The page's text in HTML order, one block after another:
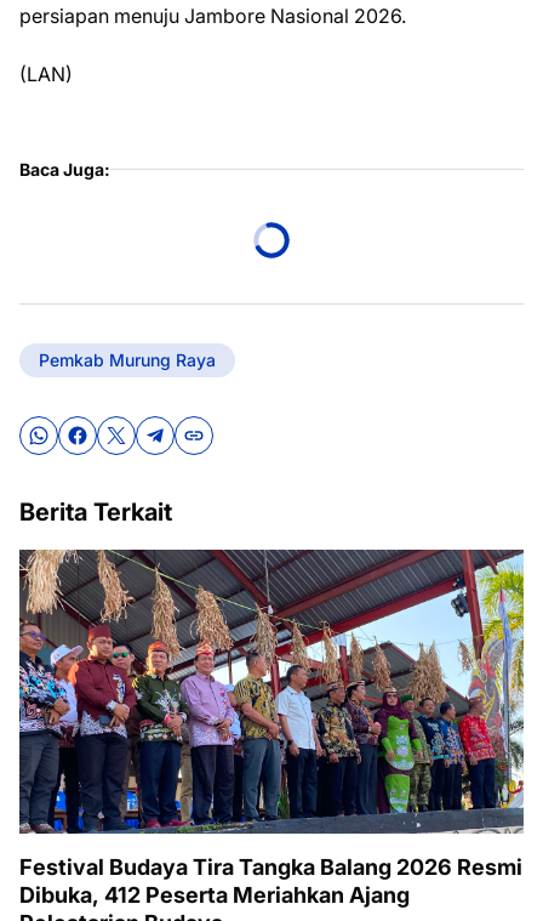
persiapan menuju Jambore Nasional 2026.
(LAN)
Baca Juga:
Pemkab Murung Raya
Berita Terkait
Festival Budaya Tira Tangka Balang 2026 Resmi
Dibuka, 412 Peserta Meriahkan Ajang